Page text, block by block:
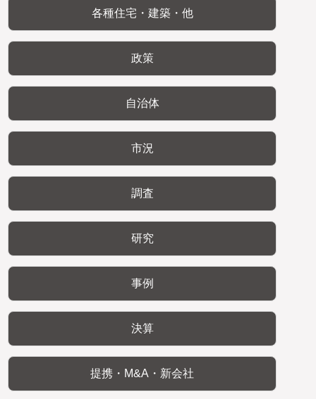
各種住宅・建築・他
政策
自治体
市況
調査
研究
事例
決算
提携・M&A・新会社